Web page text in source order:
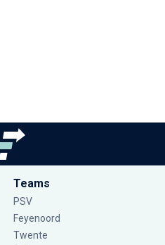
Teams
PSV
Feyenoord
Twente